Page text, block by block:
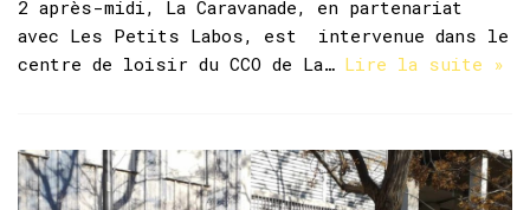
2 après-midi, La Caravanade, en partenariat
avec Les Petits Labos, est intervenue dans le
centre de loisir du CCO de La… Lire la suite »